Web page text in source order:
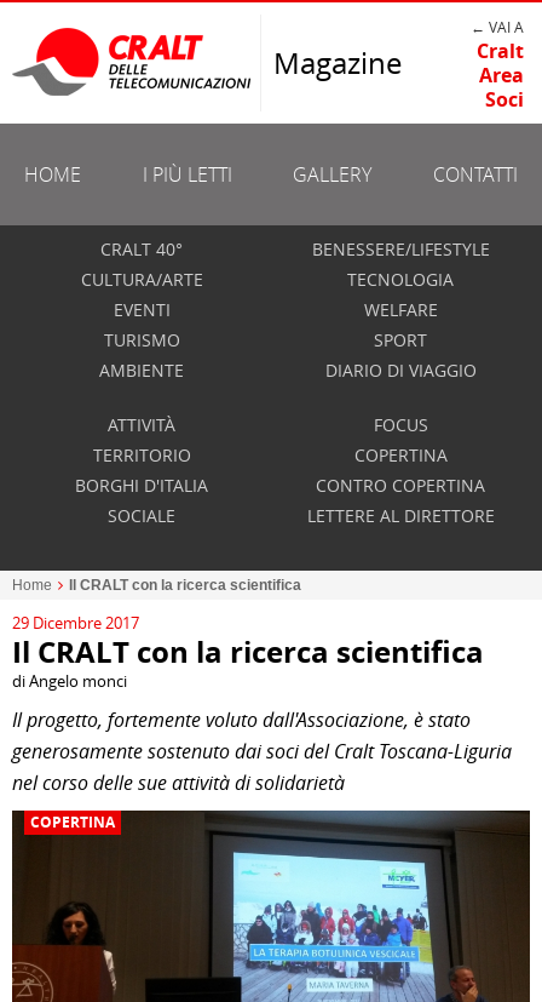
Magazine
← VAI A
Cralt
Area
Soci
HOME I PIÙ LETTI GALLERY CONTATTI
CRALT 40°
CULTURA/ARTE
EVENTI
TURISMO
AMBIENTE
BENESSERE/LIFESTYLE
TECNOLOGIA
WELFARE
SPORT
DIARIO DI VIAGGIO
ATTIVITÀ
TERRITORIO
BORGHI D'ITALIA
SOCIALE
FOCUS
COPERTINA
CONTRO COPERTINA
LETTERE AL DIRETTORE
Home Il CRALT con la ricerca scientifica
29 Dicembre 2017
Il CRALT con la ricerca scientifica
di Angelo monci
Il progetto, fortemente voluto dall'Associazione, è stato
generosamente sostenuto dai soci del Cralt Toscana-Liguria
nel corso delle sue attività di solidarietà
COPERTINA